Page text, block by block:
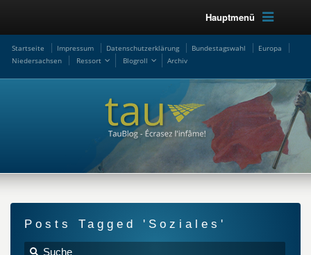
Hauptmenü
Startseite Impressum Datenschutzerklärung Bundestagswahl
Europa
Niedersachsen
Ressort Blogroll Archiv
Posts Tagged 'Soziales'